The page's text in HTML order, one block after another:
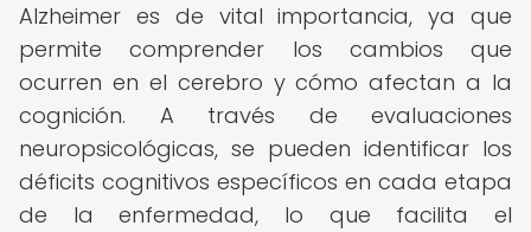
Alzheimer es de vital importancia, ya que
permite comprender los cambios que
ocurren en el cerebro y cómo afectan a la
cognición. A través de evaluaciones
neuropsicológicas, se pueden identificar los
déficits cognitivos específicos en cada etapa
de la enfermedad, lo que facilita el